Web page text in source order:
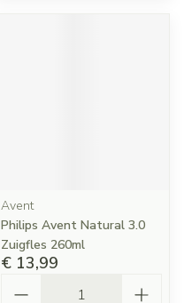
Avent
Philips Avent Natural 3.0
Zuigfles 260ml
€ 13,99